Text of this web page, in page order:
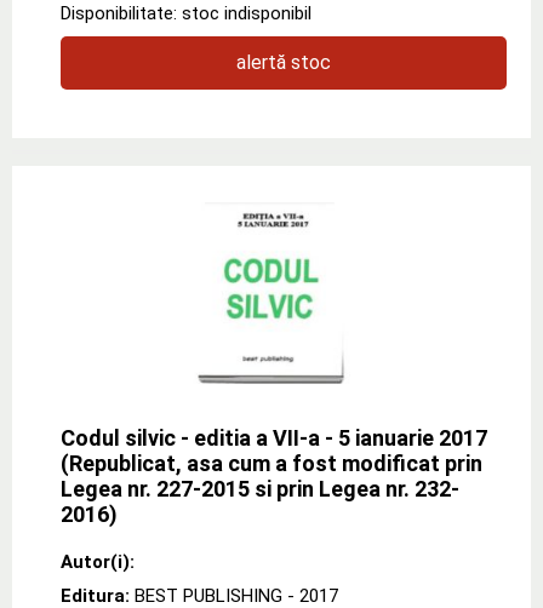
Disponibilitate: stoc indisponibil
alertă stoc
Codul silvic - editia a VII-a - 5 ianuarie 2017
(Republicat, asa cum a fost modificat prin
Legea nr. 227-2015 si prin Legea nr. 232-
2016)
Autor(i):
Editura: BEST PUBLISHING - 2017